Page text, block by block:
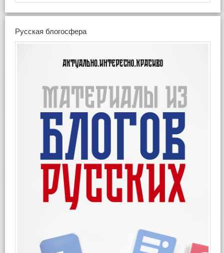
Русская блогосфера